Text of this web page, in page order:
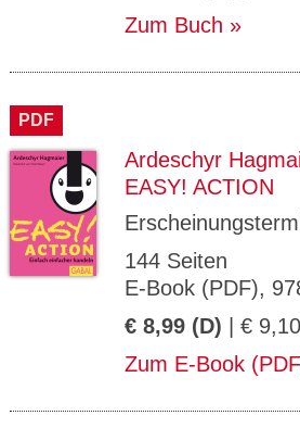
Zum Buch
PDF
Ardeschyr
EASY! ACTION
144 Seiten
E-Book (PDF),
€ 8,99 (D) | €
Zum E-Book